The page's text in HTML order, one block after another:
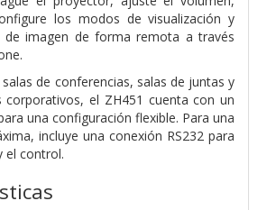
los modos de visualización y
de imagen de forma remota a través
de conferencias, salas de juntas y
corporativos, el ZH451 cuenta con un
una configuración flexible. Para una
incluye una conexión RS232 para
el control.